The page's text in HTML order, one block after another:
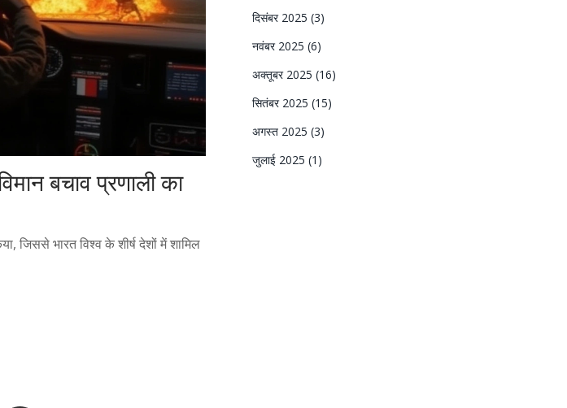
बचाव प्रणाली का
जिससे भारत विश्व के शीर्ष देशों में शामिल
दिसंबर 2025 (3)
नवंबर 2025 (6)
अक्तूबर 2025 (16)
सितंबर 2025 (15)
अगस्त 2025 (3)
जुलाई 2025 (1)